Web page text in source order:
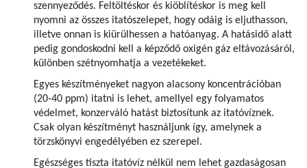
szennyeződés. Feltöltéskor és kiöblítéskor is meg kell
nyomni az összes itatószelepet, hogy odáig is eljuthasson,
illetve onnan is kiürülhessen a hatóanyag. A hatásidő alatt
pedig gondoskodni kell a képződő oxigén gáz eltávozásáról,
különben szétnyomhatja a vezetékeket.
Egyes készítményeket nagyon alacsony koncentrációban
(20-40 ppm) itatni is lehet, amellyel egy folyamatos
védelmet, konzerváló hatást biztosítunk az itatóvíznek.
Csak olyan készítményt használjunk így, amelynek a
törzskönyvi engedélyében ez szerepel.
Egészséges tiszta itatóvíz nélkül nem lehet gazdaságosan